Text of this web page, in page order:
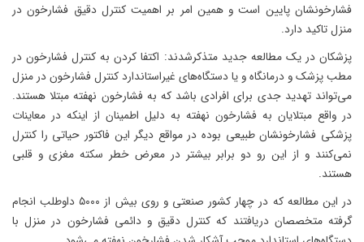
فشارخونشان پایین است و همین امر بر اهمیت کنترل دقیق فشارخون در
منزل تاکید دارد.
پزشکان در یک مطالعه جدید متذکرشدند: اکتفا کردن به کنترل فشارخون در
مطب پزشک و درمانگاه و یا دستگاه‌های غیراستاندارد کنترل فشارخون در منزل
می‌تواند تهدید جدی برای افرادی باشد که به فشارخون نهفته مبتلا هستند.
در واقع مبتلایان به فشارخون نهفته به دلیل اطمینان از اینکه در معاینات
پزشکی فشارخونشان طبیعی بوده در مواقع دیگر این فاکتور حیاتی را کنترل
نمی‌کنند و از این رو دو برابر بیشتر در معرض خطر سکته مغزی و قلبی
هستند.
در این مطالعه که در چهار کشور صنعتی و روی بیش از ۵۰۰۰ داوطلب انجام
گرفته متخصصان دریافتند که کنترل دقیق و دائمی فشارخون در منزل با